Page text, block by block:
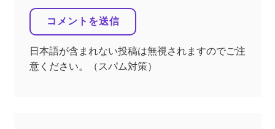
日本語が含まれない投稿は無視されますのでご注
意ください。（スパム対策）